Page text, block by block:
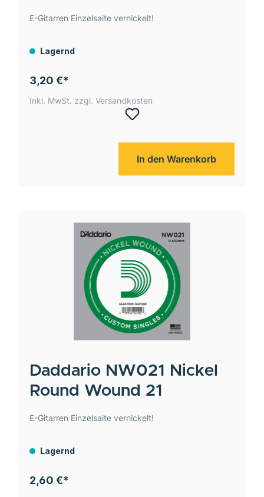
E-Gitarren Einzelsaite vernickelt!
Lagernd
3,20 €*
Inkl. MwSt. zzgl. Versandkosten
In den Warenkorb
Daddario NW021 Nickel
Round Wound 21
E-Gitarren Einzelsaite vernickelt!
Lagernd
2,60 €*